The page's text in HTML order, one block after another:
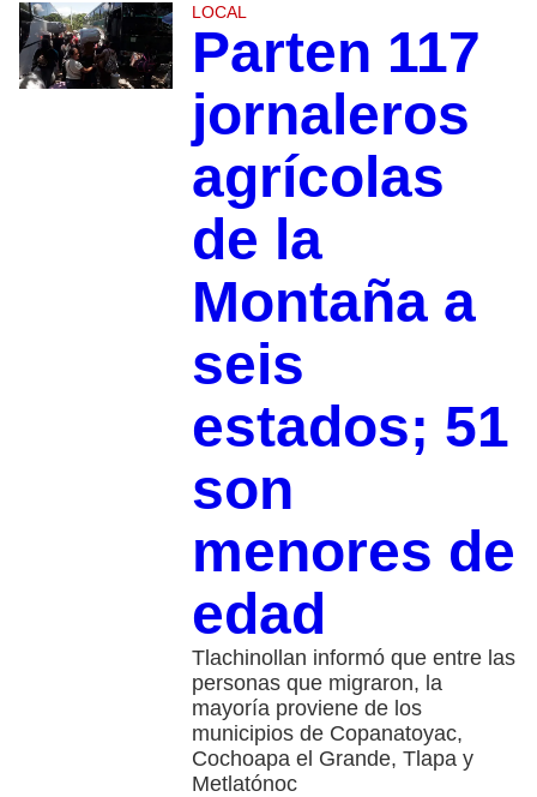
LOCAL
Parten 117
jornaleros
agrícolas
de la
Montaña a
seis
estados; 51
son
menores de
edad
Tlachinollan informó que entre las
personas que migraron, la
mayoría proviene de los
municipios de Copanatoyac,
Cochoapa el Grande, Tlapa y
Metlatónoc